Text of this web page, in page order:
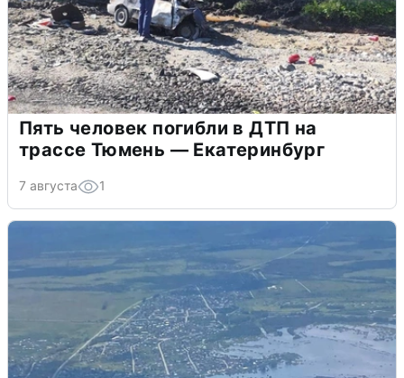
Пять человек погибли в ДТП на
трассе Тюмень — Екатеринбург
7 августа 1